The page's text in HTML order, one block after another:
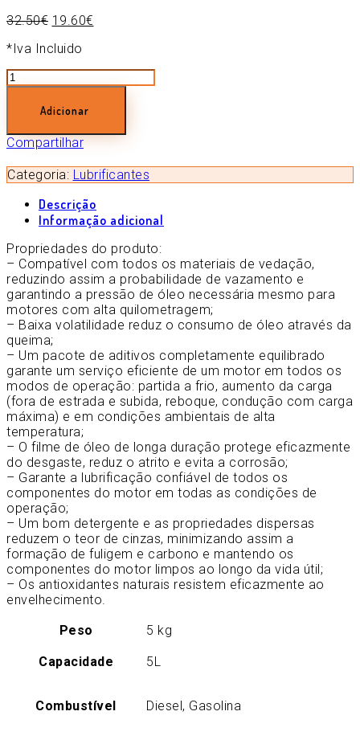
32.50€ 19.60€
*Iva Incluido
Quantidade
de
15W40
5L
Adicionar
Compartilhar
Categoria: Lubrificantes
Descrição
Informação adicional
Propriedades do produto:
– Compatível com todos os materiais de vedação,
reduzindo assim a probabilidade de vazamento e
garantindo a pressão de óleo necessária mesmo para
motores com alta quilometragem;
– Baixa volatilidade reduz o consumo de óleo através da
queima;
– Um pacote de aditivos completamente equilibrado
garante um serviço eficiente de um motor em todos os
modos de operação: partida a frio, aumento da carga
(fora de estrada e subida, reboque, condução com carga
máxima) e em condições ambientais de alta
temperatura;
– O filme de óleo de longa duração protege eficazmente
do desgaste, reduz o atrito e evita a corrosão;
– Garante a lubrificação confiável de todos os
componentes do motor em todas as condições de
operação;
– Um bom detergente e as propriedades dispersas
reduzem o teor de cinzas, minimizando assim a
formação de fuligem e carbono e mantendo os
componentes do motor limpos ao longo da vida útil;
– Os antioxidantes naturais resistem eficazmente ao
envelhecimento.
Peso
5 kg
Capacidade 5L
Combustível Diesel, Gasolina